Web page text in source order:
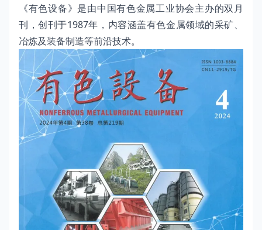
《有色设备》是由中国有色金属工业协会主办的双月
刊，创刊于1987年，内容涵盖有色金属领域的采矿、
冶炼及装备制造等前沿技术。